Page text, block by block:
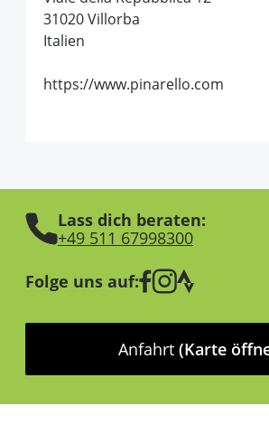
31020 Villorba
Italien
https://www.pinarello.com
Lass dich beraten:
+49 511 67998300
Folge uns auf:
Anfahrt (Karte